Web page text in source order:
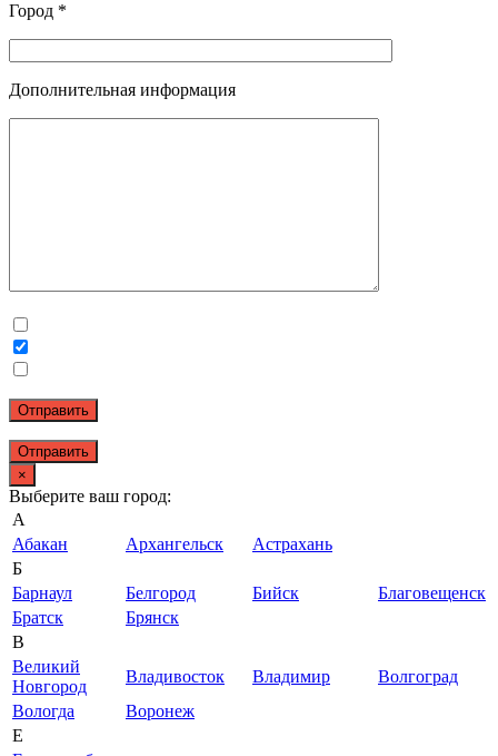
Город *
Дополнительная информация
Отправить
×
Выберите ваш город:
А
Абакан
Архангельск
Астрахань
Б
Барнаул
Белгород Бийск
Благовещенск
Братск
Брянск
В
Великий
Новгород
Владивосток Владимир
Волгоград
Вологда
Воронеж
Е